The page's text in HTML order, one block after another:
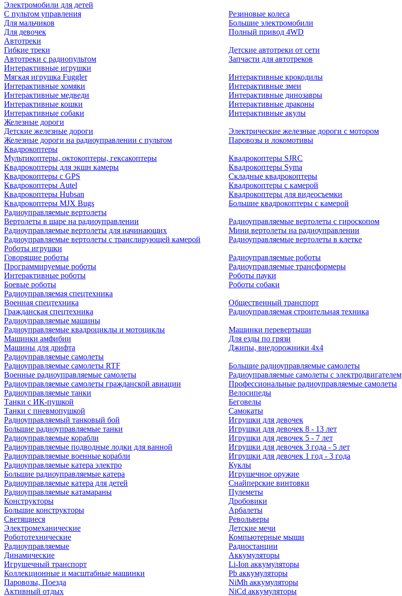
Электромобили для детей
С пультом управления
Для мальчиков
Для девочек
Резиновые колеса
Большие электромобили
Полный привод 4WD
Автотреки
Гибкие треки
Автотреки с радиопультом
Детские автотреки от сети
Запчасти для автотреков
Интерактивные игрушки
Мягкая игрушка Fuggler
Интерактивные хомяки
Интерактивные медведи
Интерактивные кошки
Интерактивные собаки
Интерактивные крокодилы
Интерактивные змеи
Интерактивные динозавры
Интерактивные драконы
Интерактивные акулы
Железные дороги
Детские железные дороги
Железные дороги на радиоуправлении с пультом
Электрические железные дороги с мотором
Паровозы и локомотивы
Квадрокоптеры
Мультикоптеры, октокоптеры, гексакоптеры
Квадрокоптеры для экшн камеры
Квадрокоптеры с GPS
Квадрокоптеры Autel
Квадрокоптеры Hubsan
Квадрокоптеры MJX Bugs
Квадрокоптеры SJRC
Квадрокоптеры Syma
Складные квадрокоптеры
Квадрокоптеры с камерой
Квадрокоптеры для видеосъемки
Большие квадрокоптеры с камерой
Радиоуправляемые вертолеты
Вертолеты в шаре на радиоуправлении
Радиоуправляемые вертолеты для начинающих
Радиоуправляемые вертолеты с транслирующей камерой
Радиоуправляемые вертолеты с гироскопом
Мини вертолеты на радиоуправлении
Радиоуправляемые вертолеты в клетке
Роботы игрушки
Говорящие роботы
Программируемые роботы
Интерактивные роботы
Боевые роботы
Радиоуправляемые роботы
Радиоуправляемые трансформеры
Роботы пауки
Роботы собаки
Радиоуправляемая спецтехника
Военная спецтехника
Гражданская спецтехника
Общественный транспорт
Радиоуправляемая строительная техника
Радиоуправляемые машины
Радиоуправляемые квадроциклы и мотоциклы
Машинки амфибии
Машины для дрифта
Машинки перевертыши
Для езды по грязи
Джипы, внедорожники 4x4
Радиоуправляемые самолеты
Радиоуправляемые самолеты RTF
Военные радиоуправляемые самолеты
Радиоуправляемые самолеты гражданской авиации
Большие радиоуправляемые самолеты
Радиоуправляемые самолеты с электродвигателем
Профессиональные радиоуправляемые самолеты
Радиоуправляемые танки
Танки с ИК-пушкой
Танки с пневмопушкой
Радиоуправляемый танковый бой
Большие радиоуправляемые танки
Радиоуправляемые корабли
Радиоуправляемые подводные лодки для ванной
Радиоуправляемые военные корабли
Радиоуправляемые катера электро
Большие радиоуправляемые катера
Радиоуправляемые катера для детей
Радиоуправляемые катамараны
Конструкторы
Большие конструкторы
Светящиеся
Электромеханические
Робототехнические
Радиоуправляемые
Динамические
Игрушечный транспорт
Коллекционные и масштабные машинки
Паровозы, Поезда
Активный отдых
Велосипеды
Беговелы
Самокаты
Игрушки для девочек
Игрушки для девочек 8 - 13 лет
Игрушки для девочек 5 - 7 лет
Игрушки для девочек 3 года - 5 лет
Игрушки для девочек 1 год - 3 года
Куклы
Игрушечное оружие
Снайперские винтовки
Пулеметы
Дробовики
Арбалеты
Револьверы
Детские мечи
Компьютерные мыши
Радиостанции
Аккумуляторы
Li-Ion аккумуляторы
Pb аккумуляторы
NiMh аккумуляторы
NiCd аккумуляторы